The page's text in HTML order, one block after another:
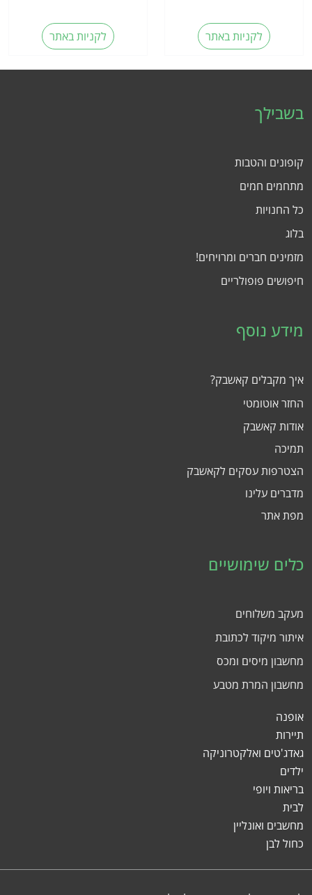
לקניות באתר לקניות באתר
בשבילך
קופונים והטבות
מתחמים חמים
כל החנויות
בלוג
מזמינים חברים ומרויחים!
חיפושים פופולריים
מידע נוסף
איך מקבלים קאשבק?
החזר אוטומטי
אודות קאשבק
תמיכה
הצטרפות עסקים לקאשבק
מדברים עלינו
מפת אתר
כלים שימושיים
מעקב משלוחים
איתור מיקוד לכתובת
מחשבון מיסים ומכס
מחשבון המרת מטבע
אופנה
תיירות
גאדג'טים ואלקטרוניקה
ילדים
בריאות ויופי
לבית
מחשבים ואונליין
כחול לבן